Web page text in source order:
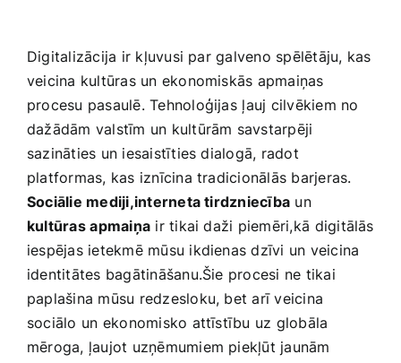
Digitalizācija ir kļuvusi par galveno spēlētāju, kas
veicina kultūras un ekonomiskās apmaiņas
procesu pasaulē. Tehnoloģijas⁤ ļauj cilvēkiem no
dažādām valstīm un kultūrām savstarpēji
sazināties un iesaistīties dialogā, radot​
platformas, kas iznīcina tradicionālās barjeras.
Sociālie mediji,interneta tirdzniecība un
kultūras ⁣apmaiņa ir tikai daži piemēri,kā⁣ digitālās
iespējas ietekmē mūsu ikdienas dzīvi un veicina
identitātes bagātināšanu.Šie procesi ne tikai⁤
paplašina mūsu redzesloku, bet arī veicina
sociālo un⁢ ekonomisko attīstību uz globāla
mēroga, ļaujot uzņēmumiem piekļūt jaunām